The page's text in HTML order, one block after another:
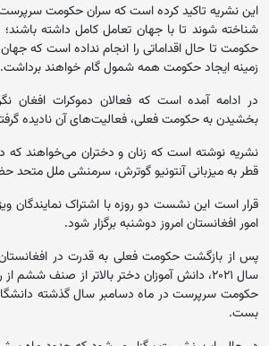
این نشریه تاکید کرده است که سران حکومت
شناخته شوند تا با جهان تعامل کامل داشته باشند؛
حکومت تا حال اقداماتی را انجام نداده است که
زمینه ایجاد حکومت همه شمول گام خواهند برداشت.
در ادامه آمده است که فعالان دموکرات افغان
بخشیدن به حکومت فعلی، فعالیت‌های آن نادیده
نشریه نوشته است که زنان و دختران می‌خواهند
قطر به میزبانی آنتونیو گوترش، سرمنشی ملل متحد
قرار است این نشست دو روزه با اشتراک نمایندگان
امور افغانستان امروز دوشنبه برگزار شود.
پس از بازگشت حکومت فعلی به قدرت در
سال ۲۰۲۱، دانش آموزان دختر بالاتر از صنف
حکومت سرپرست در ماه دسامبر سال گذشته
بست.